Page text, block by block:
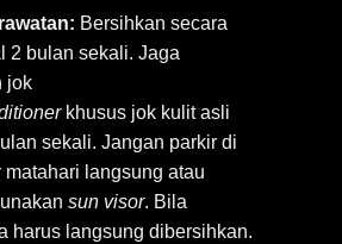
Bersihkan secara
2 bulan sekali. Jaga
jok
khusus jok kulit asli
sekali. Jangan parkir di
matahari langsung atau
sun visor. Bila
harus langsung dibersihkan.